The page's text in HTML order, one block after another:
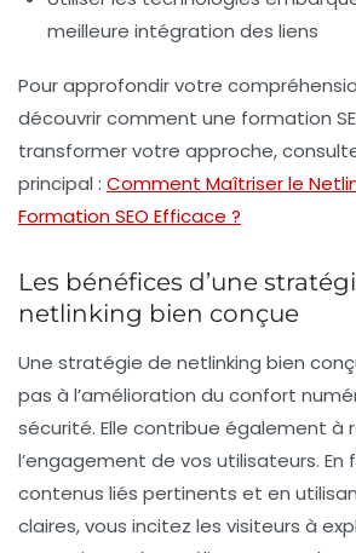
meilleure intégration des liens
Pour approfondir votre
découvrir comment une formation
transformer votre approche,
principal : Comment Maîtriser le
Formation SEO Efficace ?
Les bénéfices d’une
netlinking bien conçue
Une stratégie de netlinking bien
pas à l’amélioration du confort
sécurité. Elle contribue également à
l’engagement de vos utilisateurs. En
contenus liés pertinents et en
claires, vous incitez les visiteurs à